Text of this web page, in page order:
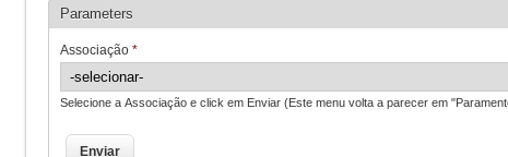
Parameters
Associação *
Selecione a Associação e click em Enviar (Este menu volta a parecer em